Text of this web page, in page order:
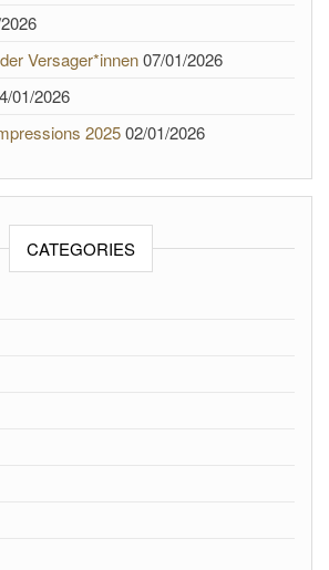
Versager*innen07/01/2026
01/2026
202502/01/2026
CATEGORIES